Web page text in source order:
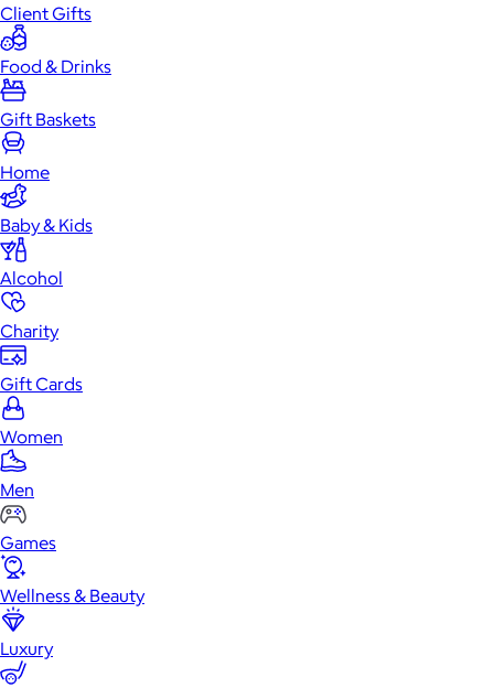
Client Gifts
Food & Drinks
Gift Baskets
Home
Baby & Kids
Alcohol
Charity
Gift Cards
Women
Men
Games
Wellness & Beauty
Luxury